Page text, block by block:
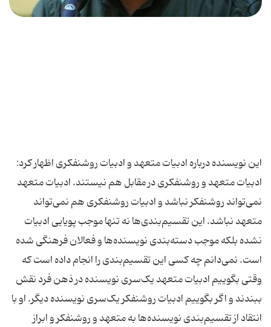
این نویسنده درباره ادبیات متعهد و ادبیات روشنفکری اظهار کرد:
ادبیات متعهد و روشنفکری در مقابل هم نیستند. ادبیات متعهد
نمی‌تواند روشنفکر نباشد و ادبیات روشنفکری هم نمی‌تواند
متعهد نباشد. این تقسیم‌بندی‌ها نه تنها موجب پویایی ادبیات
نشده بلکه موجب دسته‌بندی نویسنده‌ها و فعالان فرهنگی شده‌
است. نمی‌دانم چه کسی این تقسیم‌بندی را انجام داده است که
وقتی بگوییم ادبیات متعهد یک‌سری نویسنده در ذهن فرد نقش
ببندند و اگر بگوییم ادبیات روشنفکر یک‌سری نویسنده‌ دیگر. او با
انتقاد از تقسیم‌بندی نویسنده‌ها به متعهد و روشنفکر و ابراز